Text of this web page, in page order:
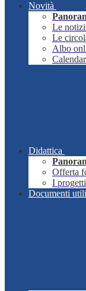
Novità
Le
Le
Albo
Didattica
Offerta
I
Documenti utili